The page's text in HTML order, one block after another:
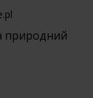
природний